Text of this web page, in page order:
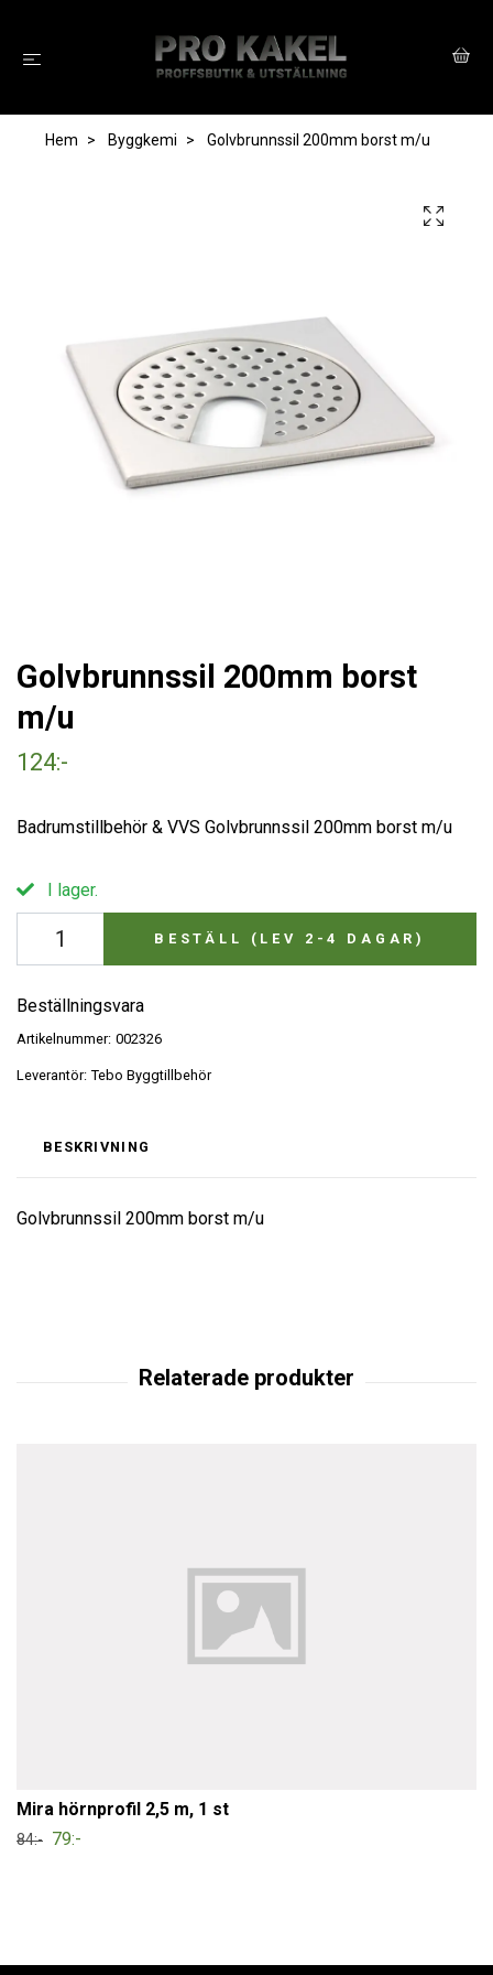
Hem Byggkemi Golvbrunnssil 200mm borst m/u
Golvbrunnssil 200mm borst
m/u
124:-
Badrumstillbehör & VVS Golvbrunnssil 200mm borst m/u
I lager.
BESTÄLL (LEV 2-4 DAGAR)
Beställningsvara
Artikelnummer: 002326
Leverantör: Tebo Byggtillbehör
BESKRIVNING
Golvbrunnssil 200mm borst m/u
Mira hörnprofil 2,5 m, 1 st
84:- 79:-